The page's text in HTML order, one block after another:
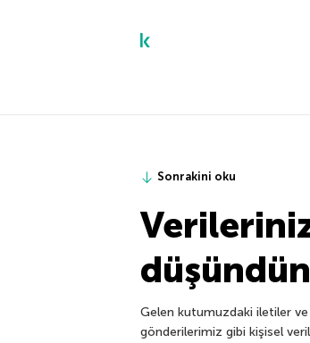
Sonrakini oku
Gelen kutumuzdaki iletiler
gönderilerimiz gibi kişisel